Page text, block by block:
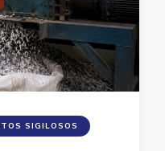
SIGILOSOS